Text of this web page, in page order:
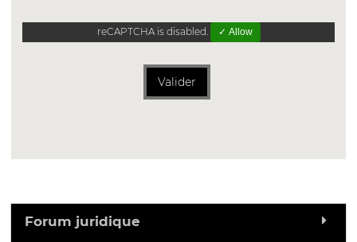
reCAPTCHA is disabled. ✓ Allow
Valider
Forum juridique